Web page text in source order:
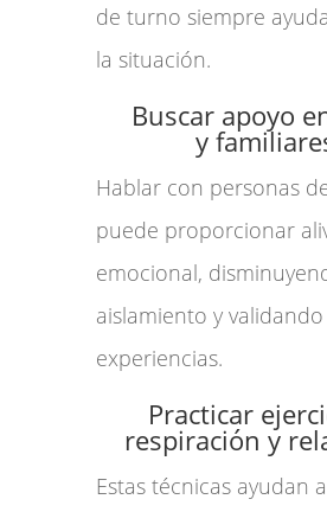
de turno siempre
la situación.
Buscar apoyo
y
Hablar con personas
puede proporcionar
emocional,
aislamiento y validando
experiencias.
Practicar
respiración y
Estas técnicas ayudan